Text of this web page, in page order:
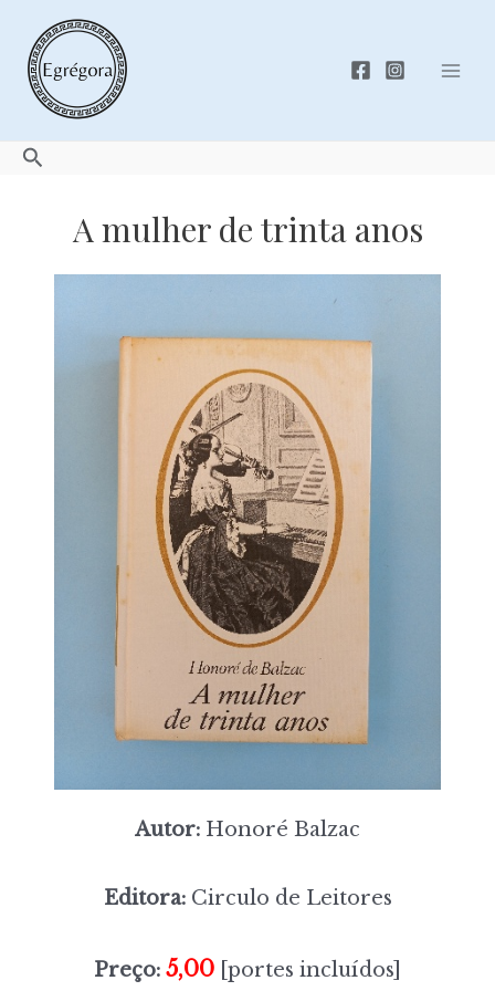
content
Search
A mulher de trinta anos
Autor: Honoré Balzac
Editora:Circulo de Leitores
Preço: 5,00 [portes incluídos]